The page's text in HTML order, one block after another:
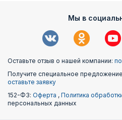
Мы в
Оставьте отзыв о нашей компании:
Получите специальное
оставьте заявку
152-ФЗ: Оферта , Политика
персональных данных